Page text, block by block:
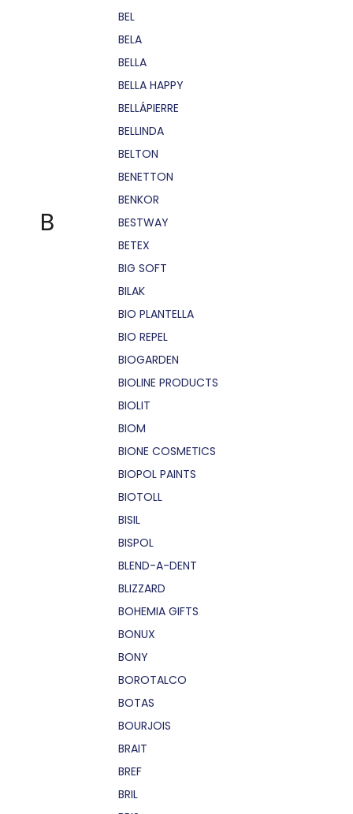
B
BEL
BELA
BELLA
BELLA HAPPY
BELLÁPIERRE
BELLINDA
BELTON
BENETTON
BENKOR
BESTWAY
BETEX
BIG SOFT
BILAK
BIO PLANTELLA
BIO REPEL
BIOGARDEN
BIOLINE PRODUCTS
BIOLIT
BIOM
BIONE COSMETICS
BIOPOL PAINTS
BIOTOLL
BISIL
BISPOL
BLEND-A-DENT
BLIZZARD
BOHEMIA GIFTS
BONUX
BONY
BOROTALCO
BOTAS
BOURJOIS
BRAIT
BREF
BRIL